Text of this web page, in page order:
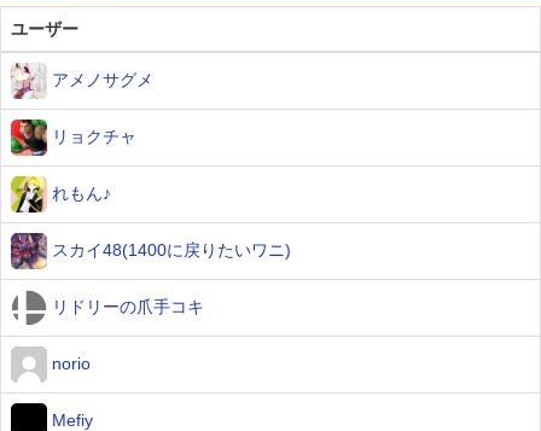
ユーザー
アメノサグメ
リョクチャ
れもん♪
スカイ48(1400に戻りたいワニ)
リドリーの爪手コキ
norio
Mefiy